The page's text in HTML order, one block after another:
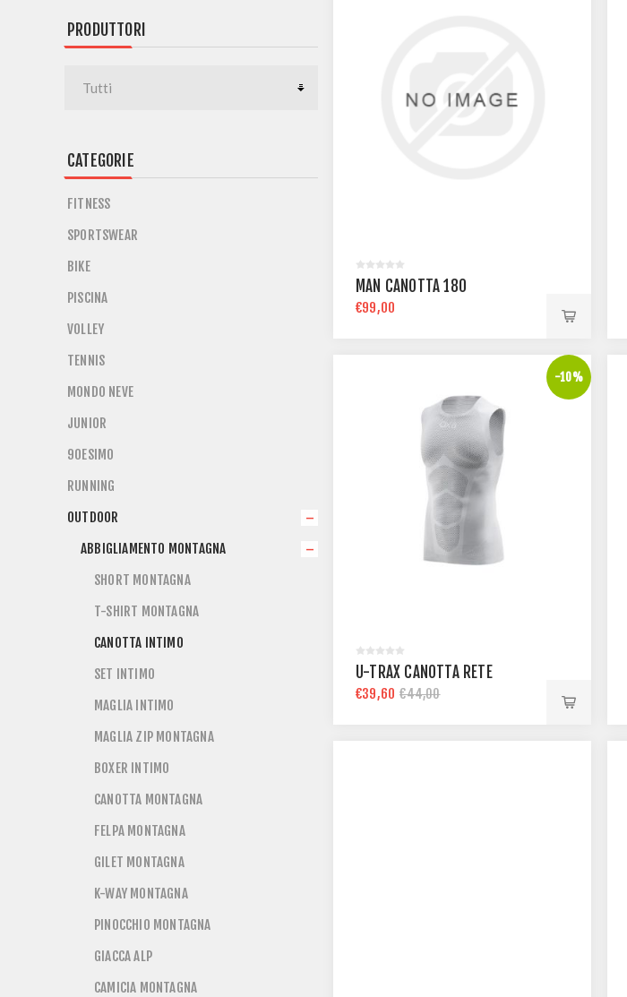
MAN CANOTTA 180
€99,00
-10%
U-TRAX CANOTTA RETE
€39,60 €44,00
PRODUTTORI
CATEGORIE
FITNESS
SPORTSWEAR
BIKE
PISCINA
VOLLEY
TENNIS
MONDO NEVE
JUNIOR
90ESIMO
RUNNING
OUTDOOR
ABBIGLIAMENTO MONTAGNA
SHORT MONTAGNA
T-SHIRT MONTAGNA
CANOTTA INTIMO
SET INTIMO
MAGLIA INTIMO
MAGLIA ZIP MONTAGNA
BOXER INTIMO
CANOTTA MONTAGNA
FELPA MONTAGNA
GILET MONTAGNA
K-WAY MONTAGNA
PINOCCHIO MONTAGNA
GIACCA ALP
CAMICIA MONTAGNA